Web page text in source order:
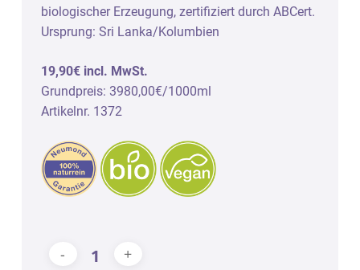
biologischer Erzeugung, zertifiziert durch ABCert.
Ursprung: Sri Lanka/Kolumbien
19,90€ incl. MwSt.
Grundpreis: 3980,00€/1000ml
Artikelnr. 1372